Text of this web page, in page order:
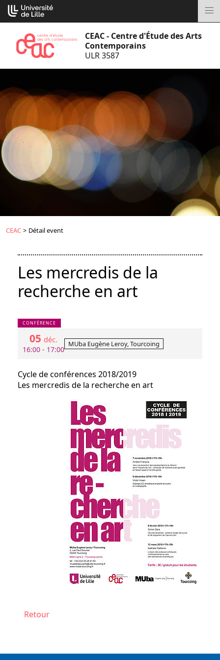
Aller
au
CEAC - Centre d'Étude des Arts
Contemporains
ULR 3587
CEAC > Détail event
Les mercredis de la
recherche en art
CONFÉRENCE
05 déc.
16:00 - 17:00
MUba Eugène Leroy, Tourcoing
Cycle de conférences 2018/2019
Les mercredis de la recherche en art
Retour
Cookies management panel